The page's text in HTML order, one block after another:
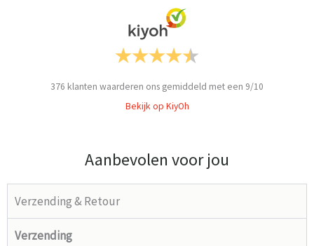
376 klanten waarderen ons gemiddeld met een 9/10
Bekijk op KiyOh
Aanbevolen voor jou
Verzending & Retour
Verzending